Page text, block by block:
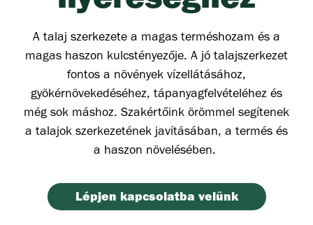
A talaj szerkezete a magas terméshozam és a
magas haszon kulcstényezője. A jó talajszerkezet
fontos a növények vízellátásához,
gyökérnövekedéséhez, tápanyagfelvételéhez és
még sok máshoz. Szakértőink örömmel segítenek
a talajok szerkezetének javításában, a termés és
a haszon növelésében.
Lépjen kapcsolatba velünk